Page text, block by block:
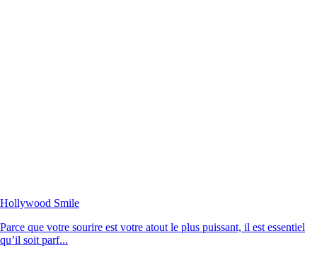
Hollywood Smile
Parce que votre sourire est votre atout le plus puissant, il est essentiel
qu’il soit parf...